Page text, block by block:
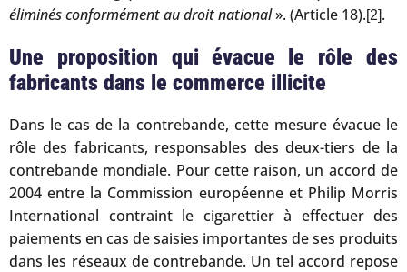
éliminés conformément au droit national». (Article 18).[2].
Une proposition qui évacue le rôle des
fabricants dans le commerce illicite
Dans le cas de la contrebande, cette mesure évacue le
rôle des fabricants, responsables des deux-tiers de la
contrebande mondiale. Pour cette raison, un accord de
2004 entre la Commission européenne et Philip Morris
International contraint le cigarettier à effectuer des
paiements en cas de saisies importantes de ses produits
dans les réseaux de contrebande. Un tel accord repose